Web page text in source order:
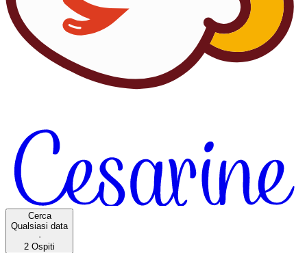
Cerca
Qualsiasi data
·
2 Ospiti